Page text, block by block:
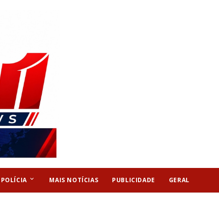
POLÍCIA keyboard_arrow_down MAIS NOTÍCIAS PUBLICIDADE GERAL